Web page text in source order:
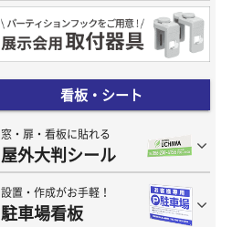
看板・シート
窓・扉・看板に貼れる
屋外大判シール
設置・作成がお手軽！
駐車場看板